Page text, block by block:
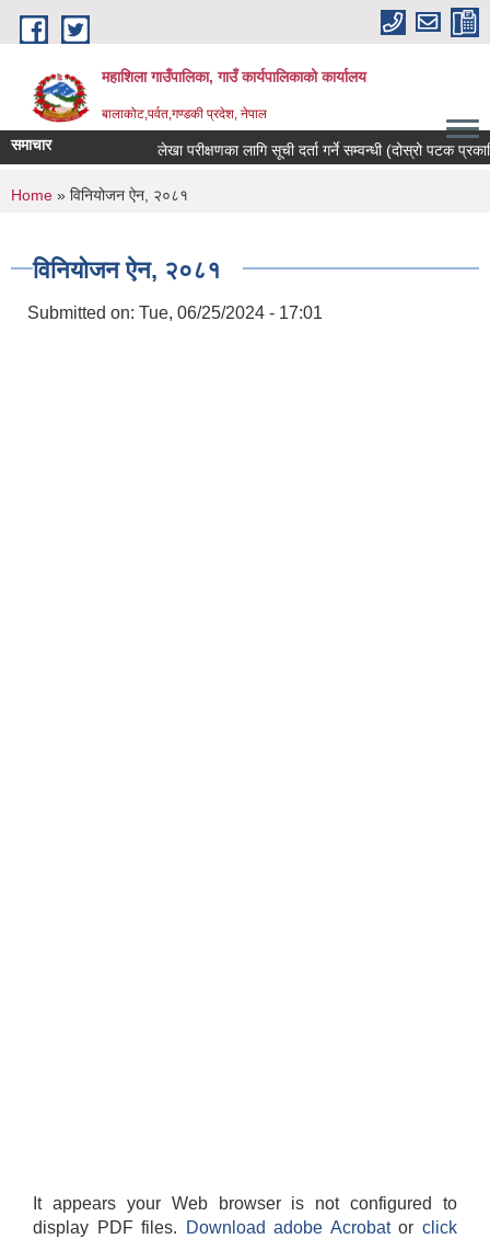
Skip to main content
महाशिला गाउँपालिका, गाउँ कार्यपालिकाको कार्यालय
बालाकोट,पर्वत,गण्डकी प्रदेश, नेपाल
समाचार लेखा परीक्षणका लागि सूची दर्ता गर्ने सम्वन्धी (दोस्रो पटक
You are here
Home » विनियोजन ऐन, २०८१
विनियोजन ऐन, २०८१
Submitted on: Tue, 06/25/2024 - 17:01
It appears your Web browser is not configured to
display PDF files.
Download adobe Acrobatorclick